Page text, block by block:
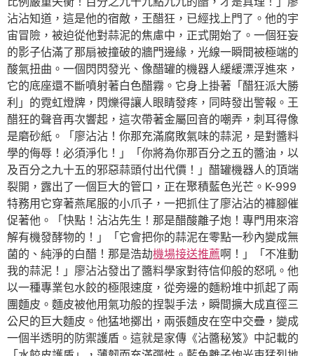
沾沾知道，這是他的宿敵，王醋狂，已經找上門了。他的宇
宙冒險，被迫從他對蒜泥的焦慮中，正式開始了。一個狂妄
的影子佔滿了那扇被撞破的牆門邊緣，光線一瞬間被極端的
酸氣扭曲。一個閃閃發光、像醋罐的機器人緩緩漂浮進來，
它的底座還不斷噴射著白色醋霧。它身上掛著「醋狂派大勝
利」的霓虹燈牌，閃爍得讓人眼睛發疼，同時發出警報。王
醋狂的聲音再次響起，這次帶著金屬回音的嘲弄，刺耳得像
是磨砂紙。「廖沾沾！你那充滿腐敗氣味的蒜泥，是對醬料
學的侮辱！必須淨化！」「你將為你那百分之五的醬油，以
及百分之九十五的邪惡蒜頭付出代價！」醋罐機器人的頂端
裂開，露出了一個巨大的管口，正在聚積藍色光芒。K-999
特務用它穿著燕尾服的小爪子，一把抓住了廖沾沾的褲腳催
促著他。「快點！沾沾先生！那是醋酸離子炮！專門用來溶
解有機發酵物的！」「它會把你的蒜泥在零點一秒內變成無
菌的、純淨的白醋！那是浩劫機場接送推薦啊！」「不准動
我的蒜泥！」廖沾沾發出了醬料學家對待信仰般的怒吼。他
以一種專業包水餃的極限速度，從旁邊的麵粉堆中抓起了兩
團麵皮。麵皮被他用氣功般的捏製手法，瞬間擴大成直徑三
公尺的巨大麵皮。他猛地擲出，兩張麵皮在空中交疊，變成
一個半透明的防禦護盾。這就是家傳《沾醬秘笈》中記載的